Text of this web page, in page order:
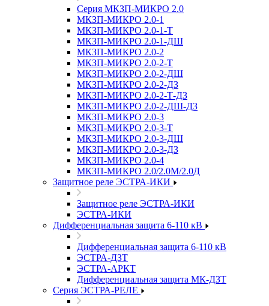
Серия МКЗП-МИКРО 2.0
МКЗП-МИКРО 2.0-1
МКЗП-МИКРО 2.0-1-Т
МКЗП-МИКРО 2.0-1-ДШ
МКЗП-МИКРО 2.0-2
МКЗП-МИКРО 2.0-2-Т
МКЗП-МИКРО 2.0-2-ДШ
МКЗП-МИКРО 2.0-2-ДЗ
МКЗП-МИКРО 2.0-2-Т-ДЗ
МКЗП-МИКРО 2.0-2-ДШ-ДЗ
МКЗП-МИКРО 2.0-3
МКЗП-МИКРО 2.0-3-Т
МКЗП-МИКРО 2.0-3-ДШ
МКЗП-МИКРО 2.0-3-ДЗ
МКЗП-МИКРО 2.0-4
МКЗП-МИКРО 2.0/2.0М/2.0Д
Защитное реле ЭСТРА-ИКИ
Защитное реле ЭСТРА-ИКИ
ЭСТРА-ИКИ
Дифференциальная защита 6-110 кВ
Дифференциальная защита 6-110 кВ
ЭСТРА-ДЗТ
ЭСТРА-АРКТ
Дифференциальная защита МК-ДЗТ
Серия ЭСТРА-РЕЛЕ